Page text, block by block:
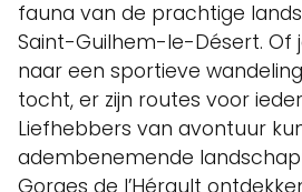
fauna van de prachtige
Saint-Guilhem-le-Désert. Of
naar een sportieve
tocht, er zijn routes voor
Liefhebbers van avontuur
adembenemende
Gorges de l’Hérault